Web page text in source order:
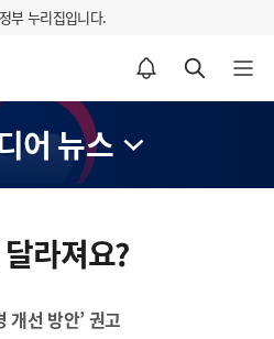
부 누리집입니다.
알림설정 바로가기 검색 바로가기 메뉴 열기
어 뉴스
라져요?
개선 방안’ 권고